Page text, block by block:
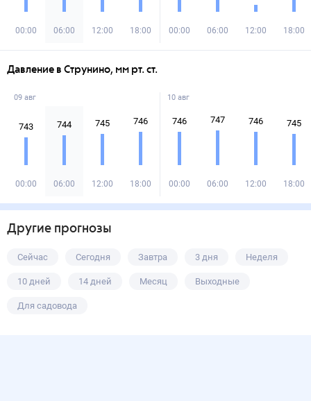
00:00 06:00 12:00 18:00 00:00 06:00 12:00 18:00
Давление в Струнино, мм рт. ст.
09 авг
743
00:00
744
06:00
745
12:00
746
18:00
10 авг
746
00:00
747
06:00
746
12:00
745
18:00
Другие прогнозы
Сейчас Сегодня Завтра 3 дня Неделя
10 дней 14 дней Месяц Выходные
Для садовода